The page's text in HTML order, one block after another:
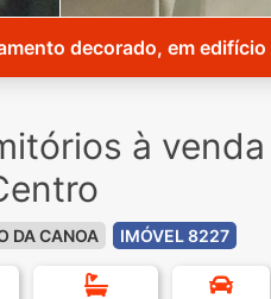
decorado, em
à venda
DA CANOA IMÓVEL 8227